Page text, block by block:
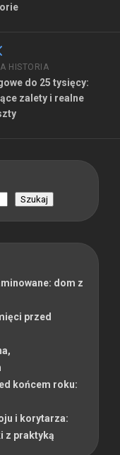
HISTORIA
do 25 tysięcy:
zalety i realne
Szukaj
dom z
przed
końcem roku:
i korytarza:
z praktyką